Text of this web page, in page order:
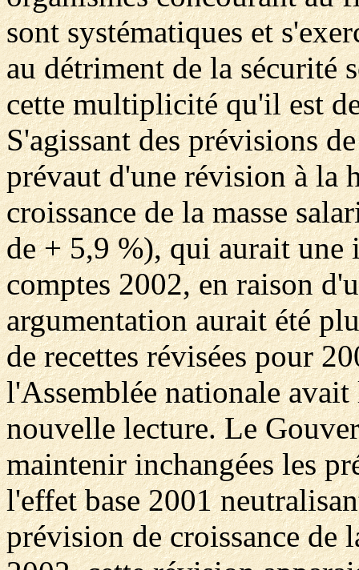
sont systématiques et
au détriment de la sécurité
cette multiplicité qu'il est
S'agissant des prévisions
prévaut d'une révision à la
croissance de la masse
de + 5,9 %), qui aurait une
comptes 2002, en raison
argumentation aurait été
de recettes révisées pour
l'Assemblée nationale
nouvelle lecture. Le
maintenir inchangées les
l'effet base 2001
prévision de croissance de